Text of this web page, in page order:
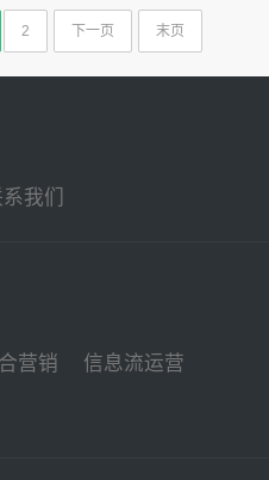
2 下一页 末页
我们
营销 信息流运营